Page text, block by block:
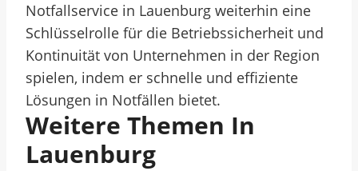
Notfallservice in Lauenburg weiterhin eine
Schlüsselrolle für die Betriebssicherheit und
Kontinuität von Unternehmen in der Region
spielen, indem er schnelle und effiziente
Lösungen in Notfällen bietet.
Weitere Themen In
Lauenburg